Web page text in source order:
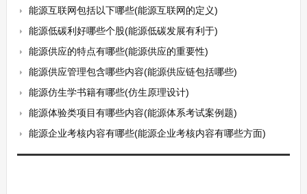
能源互联网包括以下哪些(能源互联网的定义)
能源低碳利好哪些个股(能源低碳发展有利于)
能源供应的特点有哪些(能源供应的重要性)
能源供应管理包含哪些内容(能源供应链包括哪些)
能源仿生学书籍有哪些(仿生原理设计)
能源体验类项目有哪些内容(能源体系考试案例题)
能源企业考核内容有哪些(能源企业考核内容有哪些方面)